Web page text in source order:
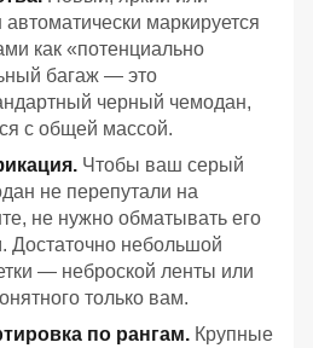
маркируется
как «потенциально
багаж — это
черный чемодан,
с общей массой.
Чтобы ваш серый
не перепутали на
не нужно обматывать его
Достаточно небольшой
— неброской ленты или
только вам.
по рангам. Крупные